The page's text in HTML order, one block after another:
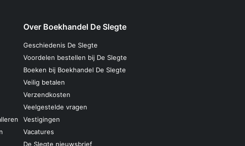
Over Boekhandel De Slegte
Geschiedenis De Slegte
Voordelen bestellen bij De Slegte
Boeken bij Boekhandel De Slegte
Veilig betalen
Verzendkosten
Veelgestelde vragen
Vestigingen
Vacatures
De Slegte nieuwsbrief